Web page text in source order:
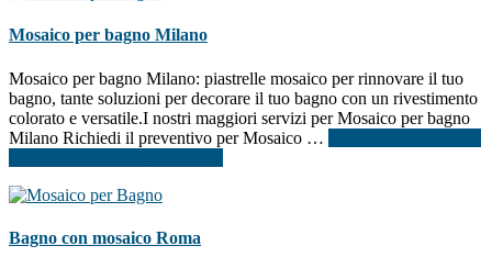
Mosaico per bagno Milano
Mosaico per bagno Milano: piastrelle mosaico per rinnovare il tuo
bagno, tante soluzioni per decorare il tuo bagno con un rivestimento
colorato e versatile.I nostri maggiori servizi per Mosaico per bagno
Milano Richiedi il preventivo per Mosaico …
Bagno con mosaico Roma